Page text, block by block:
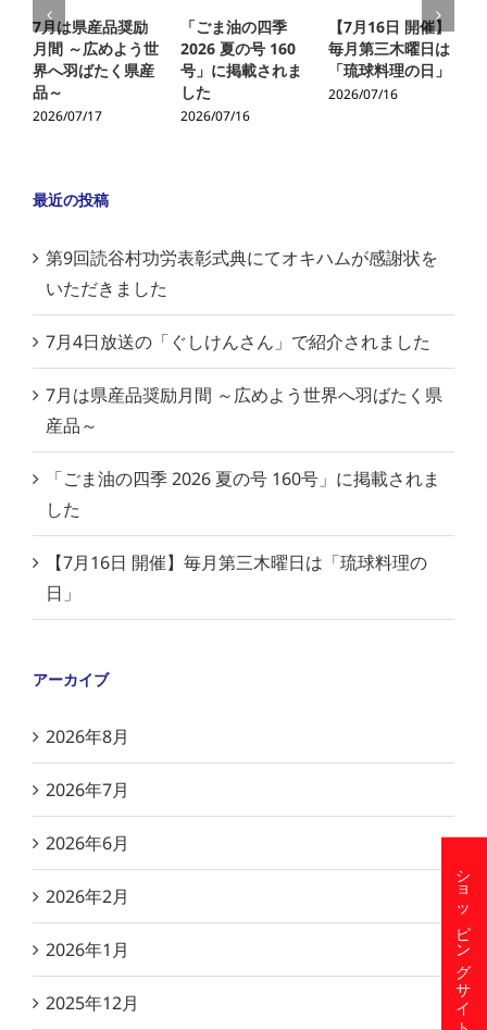
7月は県産品奨励
月間 ～広めよう世
界へ羽ばたく県産
品～
2026/07/17
「ごま油の四季
2026 夏の号 160
号」に掲載されま
した
2026/07/16
【7月16日 開催】
毎月第三木曜日は
「琉球料理の日」
2026/07/16
最近の投稿
第9回読谷村功労表彰式典にてオキハムが感謝状を
いただきました
7月4日放送の「ぐしけんさん」で紹介されました
7月は県産品奨励月間 ～広めよう世界へ羽ばたく県
産品～
「ごま油の四季 2026 夏の号 160号」に掲載されま
した
【7月16日 開催】毎月第三木曜日は「琉球料理の
日」
アーカイブ
2026年8月
2026年7月
2026年6月
2026年2月
2026年1月
2025年12月 ショッピングサイト